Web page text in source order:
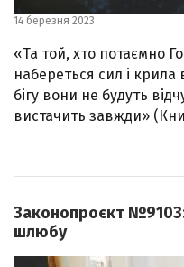
14 березня 2023
«Та той, хто потаємно
набереться сил і
бігу вони не будуть
вистачить завжди»
Законопроєкт №9103:
шлюбу